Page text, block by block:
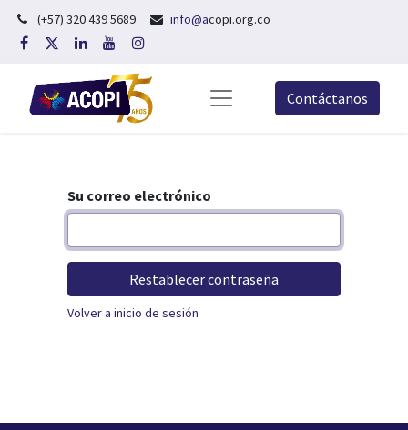
(+57) 320 439 5689 info@acopi.org.co
Contáctanos
Su correo electrónico
Restablecer contraseña
Volver a inicio de sesión